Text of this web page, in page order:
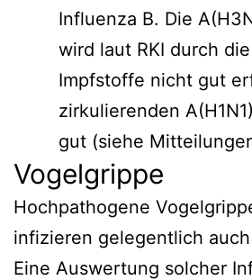
Influenza B. Die
wird laut RKI durch
Impfstoffe nicht gut
zirkulierenden
gut (siehe
Vogelgrippe
Hochpathogene
infizieren gelegentlich
Eine Auswertung solcher